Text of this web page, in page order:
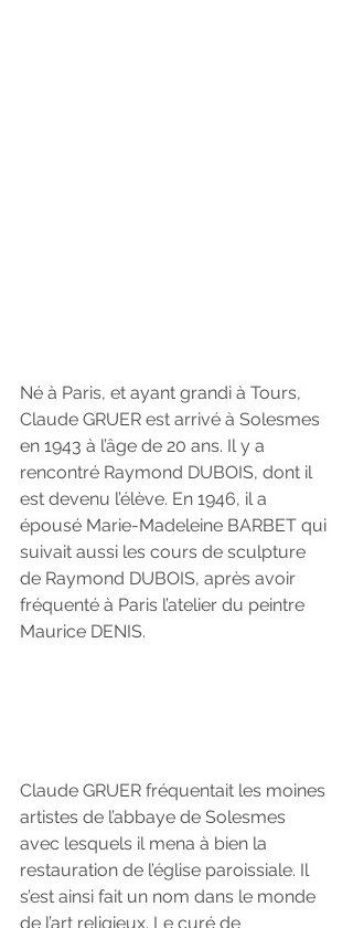
Né à Paris, et ayant grandi à Tours,
Claude GRUER est arrivé à Solesmes
en 1943 à l’âge de 20 ans. Il y a
rencontré Raymond DUBOIS, dont il
est devenu l’élève. En 1946, il a
épousé Marie-Madeleine BARBET qui
suivait aussi les cours de sculpture
de Raymond DUBOIS, après avoir
fréquenté à Paris l’atelier du peintre
Maurice DENIS.
Claude GRUER fréquentait les moines
artistes de l’abbaye de Solesmes
avec lesquels il mena à bien la
restauration de l’église paroissiale. Il
s’est ainsi fait un nom dans le monde
de l’art religieux. Le curé de